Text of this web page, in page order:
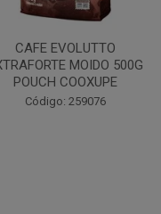
CAFE EVOLUTTO PREMIUM
MOIDO 500G COOXUPE
Código: 259094